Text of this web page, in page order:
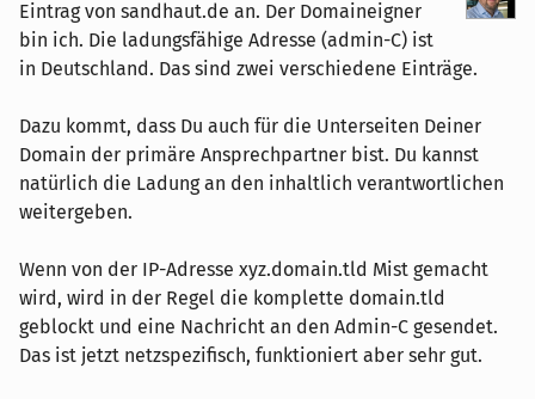
Eintrag von sandhaut.de an. Der Domaineigner
bin ich. Die ladungsfähige Adresse (admin-C) ist
in Deutschland. Das sind zwei verschiedene Einträge.
Dazu kommt, dass Du auch für die Unterseiten Deiner
Domain der primäre Ansprechpartner bist. Du kannst
natürlich die Ladung an den inhaltlich verantwortlichen
weitergeben.
Wenn von der IP-Adresse xyz.domain.tld Mist gemacht
wird, wird in der Regel die komplette domain.tld
geblockt und eine Nachricht an den Admin-C gesendet.
Das ist jetzt netzspezifisch, funktioniert aber sehr gut.